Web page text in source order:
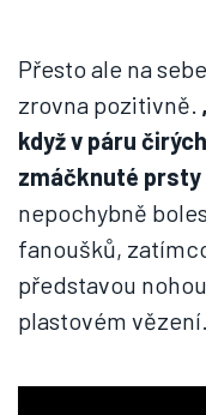
Přesto ale na
zrovna pozitivně.
když v páru
zmáčknuté prsty
nepochybně
fanoušků,
představou
plastovém vězení.